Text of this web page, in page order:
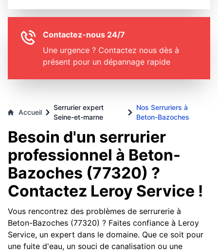
Contactez-nous 24/7
Une urgence ? Contactez nous dès à
présent pour un dépannage rapide
Accueil
Serrurier expert
Seine-et-marne
Nos Serruriers à
Beton-Bazoches
Besoin d'un serrurier
professionnel à Beton-
Bazoches (77320) ?
Contactez Leroy Service !
Vous rencontrez des problèmes de serrurerie à
Beton-Bazoches (77320) ? Faites confiance à Leroy
Service, un expert dans le domaine. Que ce soit pour
une fuite d'eau, un souci de canalisation ou une